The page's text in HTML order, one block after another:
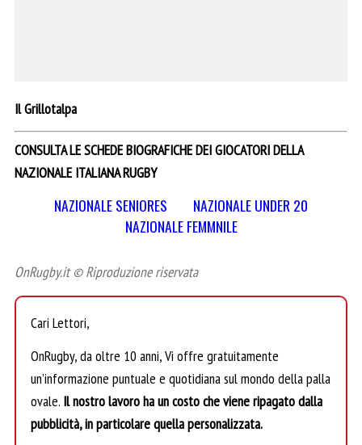
Il Grillotalpa
CONSULTA LE SCHEDE BIOGRAFICHE DEI GIOCATORI DELLA
NAZIONALE ITALIANA RUGBY
NAZIONALE SENIORES
NAZIONALE UNDER 20
NAZIONALE FEMMNILE
OnRugby.it © Riproduzione riservata
Cari Lettori,
OnRugby, da oltre 10 anni, Vi offre gratuitamente
un’informazione puntuale e quotidiana sul mondo della palla
ovale. Il nostro lavoro ha un costo che viene ripagato dalla
pubblicità, in particolare quella personalizzata.